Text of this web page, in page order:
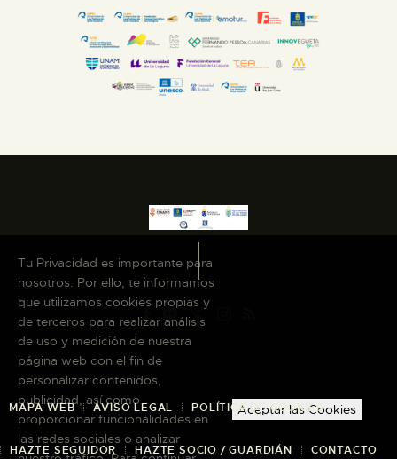
MAPA WEB AVISO LEGAL POLÍTICA DE COOKIES
HAZTE SEGUIDOR HAZTE SOCIO / GUARDIÁN CONTACTO
Tu Privacidad es importante para
nosotros. Por ello, te informamos
que utilizamos cookies propias y
de terceros para realizar análisis
de uso y medición de nuestra
página web con el fin de
personalizar contenidos,
publicidad, así como
proporcionar funcionalidades en
las redes sociales o analizar
Aceptar las Cookies